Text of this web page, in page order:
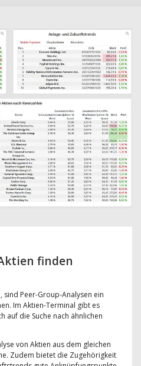
finden
sind Peer-Group-Analysen ein
Im Aktien-Terminal gibt es
auf die Suche nach ähnlichen
von Aktien aus dem gleichen
Zudem bietet die Zugehörigkeit